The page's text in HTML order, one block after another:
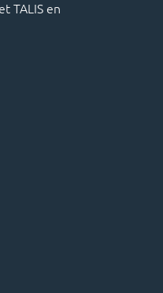
TALIS en